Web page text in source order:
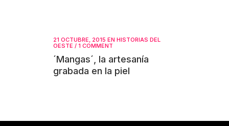
21 OCTUBRE, 2015 EN HISTORIAS DEL
OESTE / 1 COMMENT
´Mangas´, la artesanía
grabada en la piel